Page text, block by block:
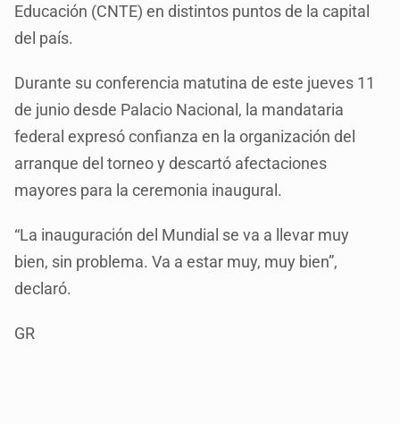
Educación (CNTE) en distintos puntos de la capital
del país.
Durante su conferencia matutina de este jueves 11
de junio desde Palacio Nacional, la mandataria
federal expresó confianza en la organización del
arranque del torneo y descartó afectaciones
mayores para la ceremonia inaugural.
“La inauguración del Mundial se va a llevar muy
bien, sin problema. Va a estar muy, muy bien”,
declaró.
GR